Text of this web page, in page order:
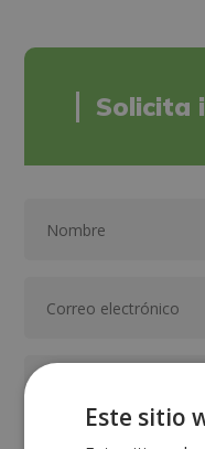
Solicita
Este sitio